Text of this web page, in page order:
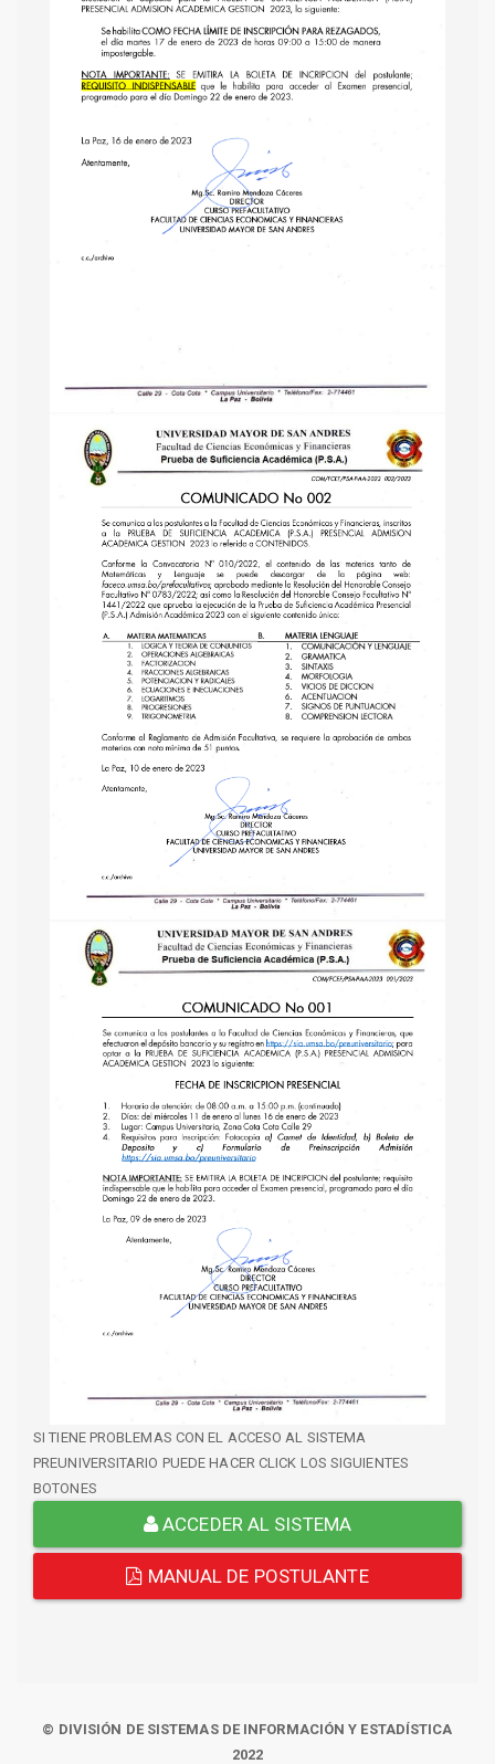
SI TIENE PROBLEMAS CON EL ACCESO AL SISTEMA
PREUNIVERSITARIO PUEDE HACER CLICK LOS SIGUIENTES
BOTONES
ACCEDER AL SISTEMA
MANUAL DE POSTULANTE
© DIVISIÓN DE SISTEMAS DE INFORMACIÓN Y ESTADÍSTICA
2022